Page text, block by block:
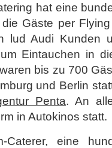
hat eine
Gäste per
lud Audi Kunden
Eintauchen in
bis zu 700
und Berlin
Penta. An
in Autokinos statt.
Caterer, eine